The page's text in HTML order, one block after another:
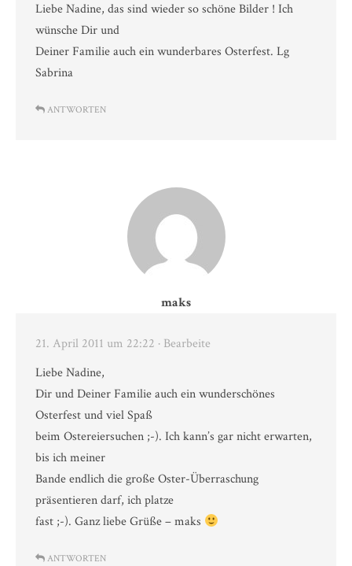
Liebe Nadine, das sind wieder so schöne Bilder ! Ich
wünsche Dir und
Deiner Familie auch ein wunderbares Osterfest. Lg
Sabrina
ANTWORTEN
maks
21. April 2011 um 22:22 · Bearbeite
Liebe Nadine,
Dir und Deiner Familie auch ein wunderschönes
Osterfest und viel Spaß
beim Ostereiersuchen ;-). Ich kann’s gar nicht erwarten,
bis ich meiner
Bande endlich die große Oster-Überraschung
präsentieren darf, ich platze
fast ;-). Ganz liebe Grüße – maks
ANTWORTEN